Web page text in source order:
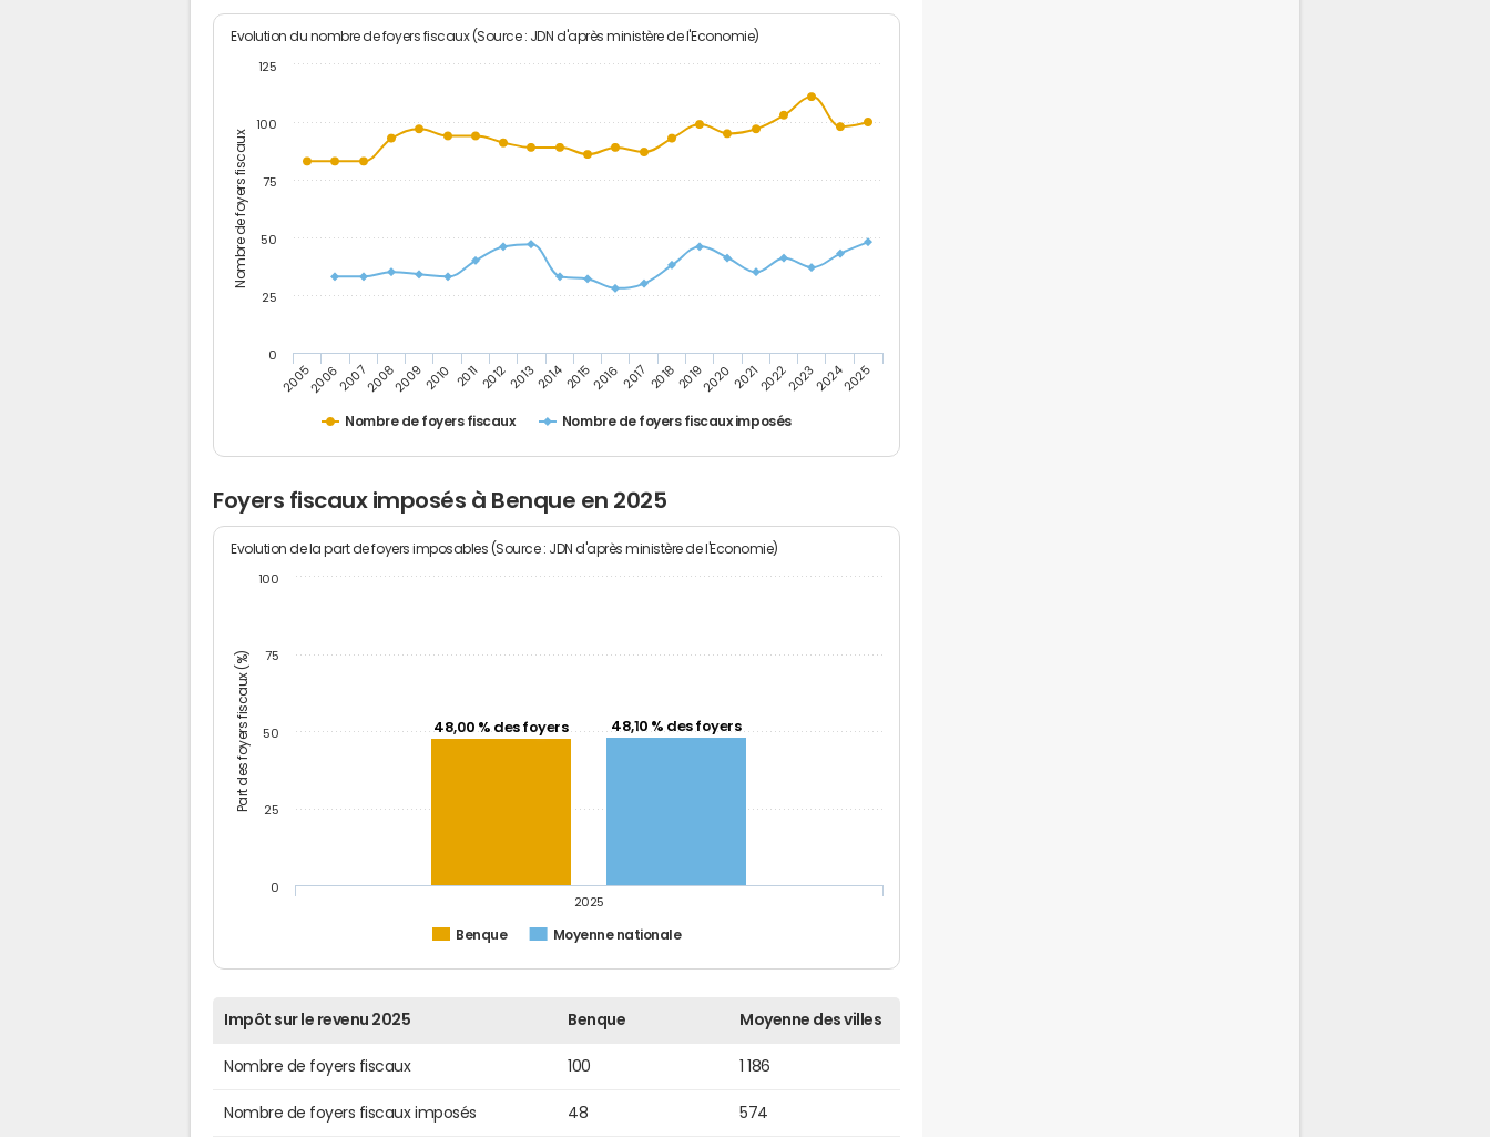
Nombre de foyers fiscaux
Evolution du nombre de foyers fiscaux (Source : JDN d'après ministère de l'Economie)
Nombre de foyers fiscaux Nombre de foyers fiscaux imposés
200520062007200820092010 201120122013201420152016 2017 20182019202020212022202320242025
0
25
50
75
100
125
Foyers fiscaux imposés à Benque en 2025
Part des foyers fiscaux (%)
Evolution de la part de foyers imposables (Source : JDN d'après ministère de l'Economie)
48,00 % des foyers 48,10 % des foyers
Benque Moyenne nationale
2025
0
25
50
75
100
Impôt sur le revenu 2025 Benque Moyenne des villes
Nombre de foyers fiscaux 100 1 186
Nombre de foyers fiscaux imposés 48 574